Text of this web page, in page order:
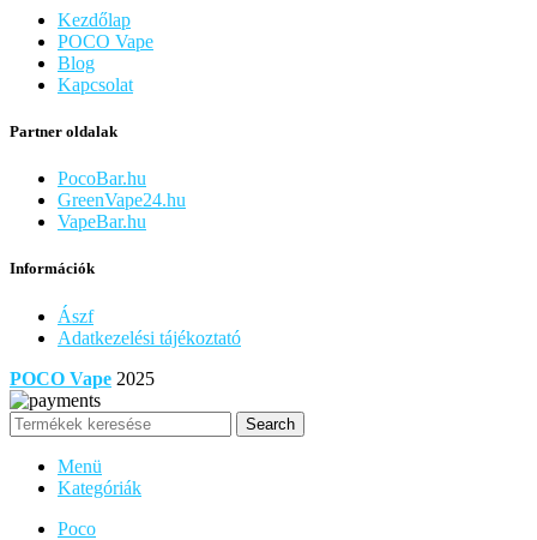
Kezdőlap
POCO Vape
Blog
Kapcsolat
Partner oldalak
PocoBar.hu
GreenVape24.hu
VapeBar.hu
Információk
Ászf
Adatkezelési tájékoztató
POCO Vape 2025
Search
Menü
Kategóriák
Poco